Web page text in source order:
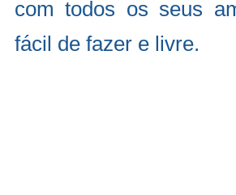
com todos os seus
fácil de fazer e livre.